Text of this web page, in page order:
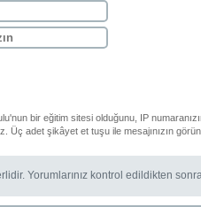
bir eğitim sitesi olduğunu, IP
Üç adet şikâyet et tuşu ile mesajınızın
Yorumlarınız kontrol edildikten